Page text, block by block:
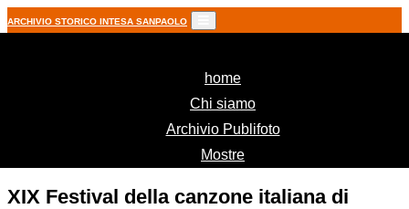
ARCHIVIO STORICO INTESA SANPAOLO
home(current)
Chi siamo
Archivio Publifoto
Mostre
XIX Festival della canzone italiana di